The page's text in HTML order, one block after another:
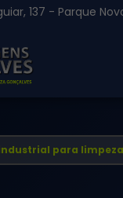
137 - Parque
para